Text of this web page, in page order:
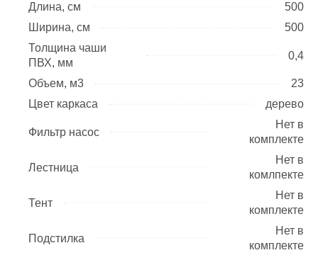
Длина, см
500
Ширина, см
500
Толщина чаши
ПВХ, мм
0,4
Объем, м3
23
Цвет каркаса
дерево
Фильтр насос
Нет в
комплекте
Лестница
Нет в
комлпекте
Тент
Нет в
комплекте
Подстилка
Нет в
комплекте